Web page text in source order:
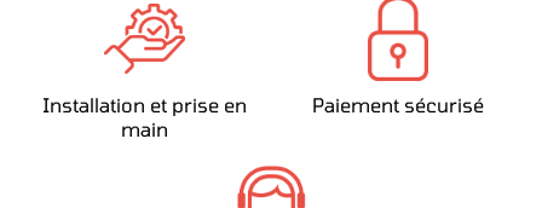
Installation et prise en
main
Paiement sécurisé